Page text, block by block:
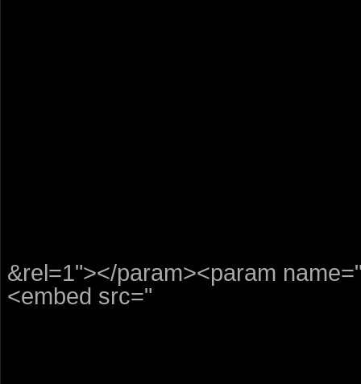
&rel=1"></param><param
<embed src="